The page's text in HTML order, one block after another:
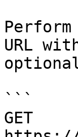
URL
```
GET